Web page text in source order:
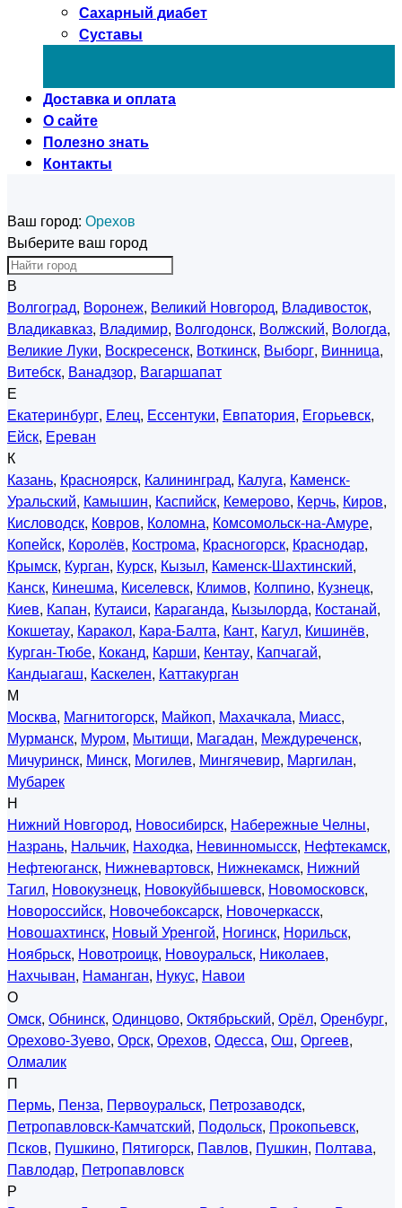
Сахарный диабет
Суставы
Доставка и оплата
О сайте
Полезно знать
Контакты
Ваш город: Орехов
Выберите ваш город
В
Волгоград, Воронеж, Великий Новгород, Владивосток,
Владикавказ, Владимир, Волгодонск, Волжский, Вологда,
Великие Луки, Воскресенск, Воткинск, Выборг, Винница,
Витебск, Ванадзор, Вагаршапат
Е
Екатеринбург, Елец, Ессентуки, Евпатория, Егорьевск,
Ейск, Ереван
К
Казань, Красноярск, Калининград, Калуга, Каменск-
Уральский, Камышин, Каспийск, Кемерово, Керчь, Киров,
Кисловодск, Ковров, Коломна, Комсомольск-на-Амуре,
Копейск, Королёв, Кострома, Красногорск, Краснодар,
Крымск, Курган, Курск, Кызыл, Каменск-Шахтинский,
Канск, Кинешма, Киселевск, Климов, Колпино, Кузнецк,
Киев, Капан, Кутаиси, Караганда, Кызылорда, Костанай,
Кокшетау, Каракол, Кара-Балта, Кант, Кагул, Кишинёв,
Курган-Тюбе, Коканд, Карши, Кентау, Капчагай,
Кандыагаш, Каскелен, Каттакурган
М
Москва, Магнитогорск, Майкоп, Махачкала, Миасс,
Мурманск, Муром, Мытищи, Магадан, Междуреченск,
Мичуринск, Минск, Могилев, Мингячевир, Маргилан,
Мубарек
Н
Нижний Новгород, Новосибирск, Набережные Челны,
Назрань, Нальчик, Находка, Невинномысск, Нефтекамск,
Нефтеюганск, Нижневартовск, Нижнекамск, Нижний
Тагил, Новокузнецк, Новокуйбышевск, Новомосковск,
Новороссийск, Новочебоксарск, Новочеркасск,
Новошахтинск, Новый Уренгой, Ногинск, Норильск,
Ноябрьск, Новотроицк, Новоуральск, Николаев,
Нахчыван, Наманган, Нукус, Навои
О
Омск, Обнинск, Одинцово, Октябрьский, Орёл, Оренбург,
Орехово-Зуево, Орск, Орехов, Одесса, Ош, Оргеев,
Олмалик
П
Пермь, Пенза, Первоуральск, Петрозаводск,
Петропавловск-Камчатский, Подольск, Прокопьевск,
Псков, Пушкино, Пятигорск, Павлов, Пушкин, Полтава,
Павлодар, Петропавловск
Р